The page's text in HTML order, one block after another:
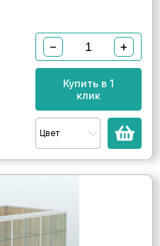
− +
Купить в 1
клик
Цвет